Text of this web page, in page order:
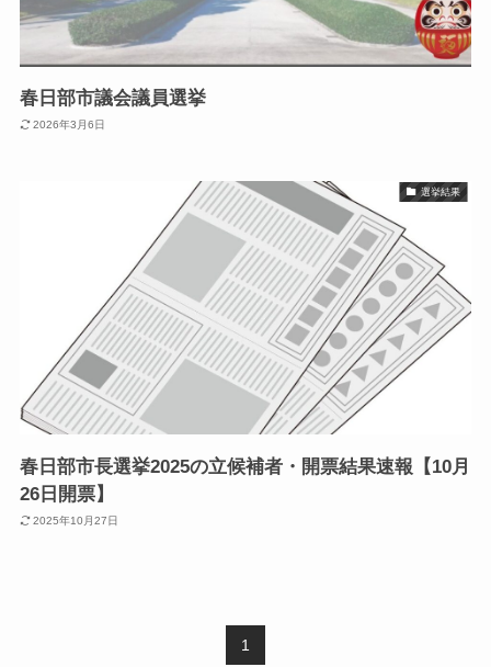
春日部市議会議員選挙
2026年3月6日
選挙結果
春日部市長選挙2025の立候補者・開票結果速報【10月
26日開票】
2025年10月27日
1